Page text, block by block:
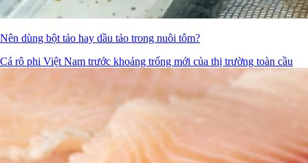
Nên dùng bột tảo hay dầu tảo trong nuôi tôm?
Cá rô phi Việt Nam trước khoảng trống mới của thị trường toàn cầu